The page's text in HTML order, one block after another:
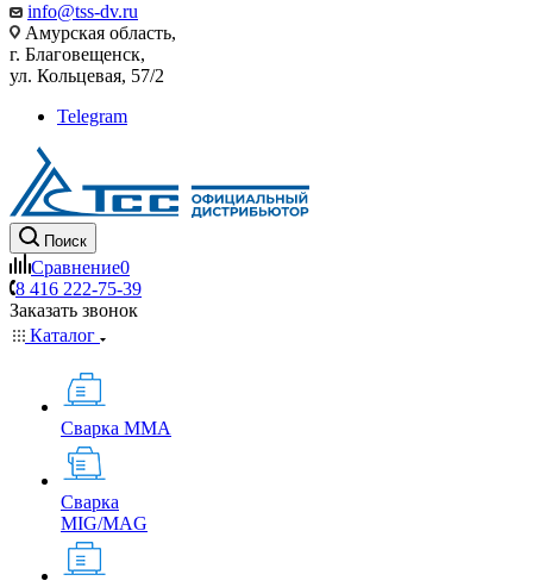
info@tss-dv.ru
Амурская область,
г. Благовещенск,
ул. Кольцевая, 57/2
Telegram
Поиск
Сравнение0
8 416 222-75-39
Заказать звонок
Каталог
Сварка MMA
Сварка
MIG/MAG